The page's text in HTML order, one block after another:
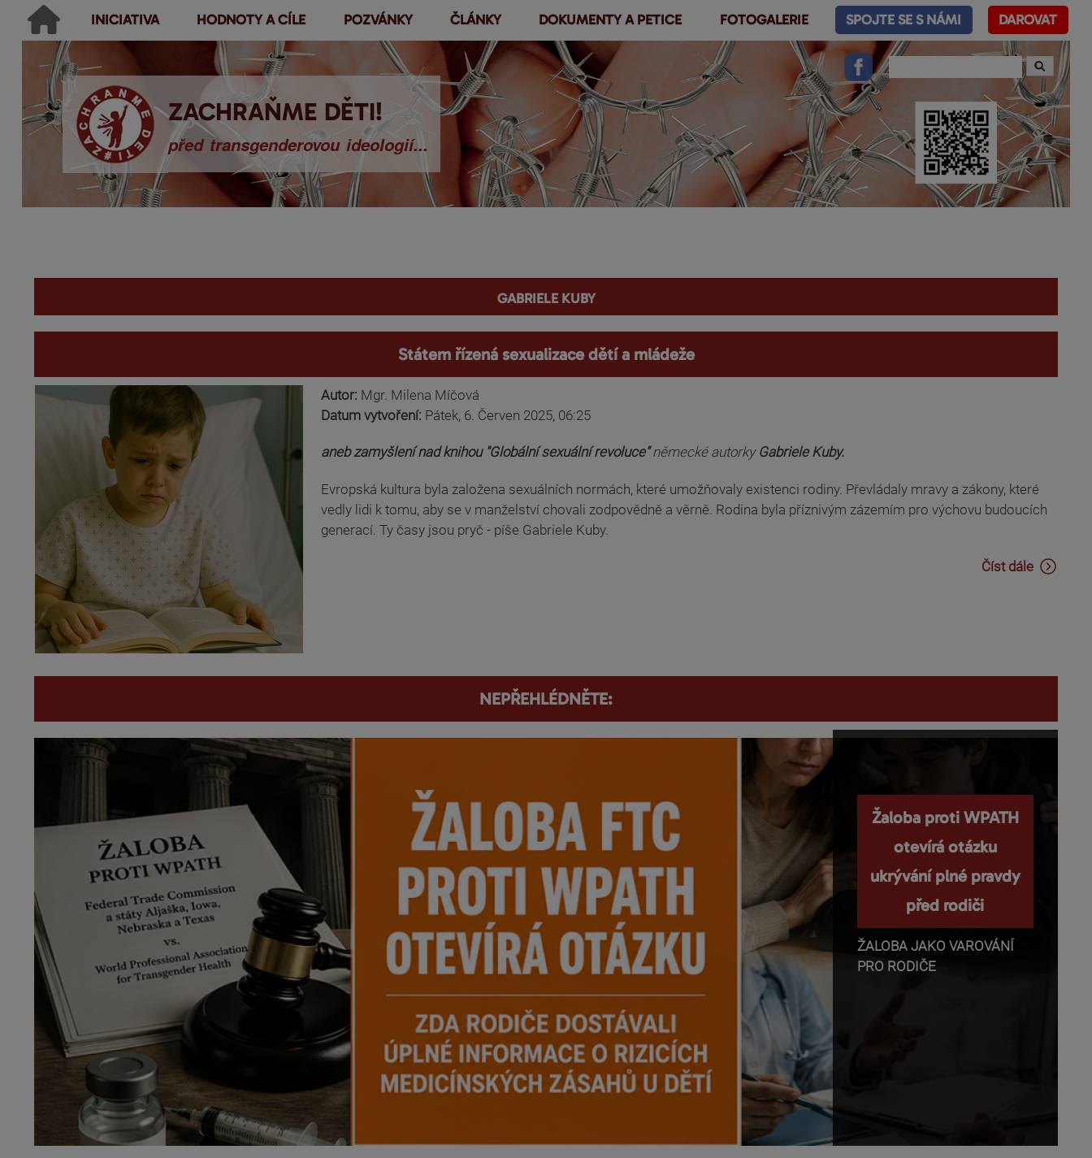
Přejít k
hlavnímu
obsahu
ZACHRAŇME DĚTI!
před transgenderovou ideologií...
Ikonky sociálních sítí
Vyhledávání
Hledat
Main menu
INICIATIVA HODNOTY A CÍLE POZVÁNKY ČLÁNKY DOKUMENTY A PETICE FOTOGALERIE SPOJTE SE S NÁMI DAROVAT
Gabriele Kuby
Státem řízená sexualizace dětí a mládeže
Autor: Mgr. Milena Míčová
Datum vytvoření: Pátek, 6. Červen 2025, 06:25
aneb zamyšlení nad knihou "Globální sexuální revoluce"německé autorkyGabriele Kuby.
Evropská kultura byla založena sexuálních normách, které umožňovaly existenci rodiny. Převládaly mravy a zákony, které
vedly lidi k tomu, aby se v manželství chovali zodpovědně a věrně. Rodina byla příznivým zázemím pro výchovu budoucích
generací. Ty časy jsou pryč - píše Gabriele Kuby.
Číst dále
NEPŘEHLÉDNĚTE:
Žaloba proti WPATH
otevírá otázku
ukrývání plné pravdy
před rodiči
ŽALOBA JAKO VAROVÁNÍ
PRO RODIČE
Nemanipulujte s
dětmi a nepopírejte
biologii!
Příběhy o těhotenství,
transgender identitě,
otevřeném vztahu a
školních diskusí a rozhovorů
mezi dětmi